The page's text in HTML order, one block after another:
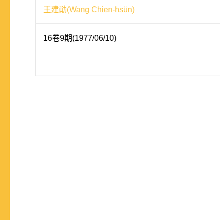
王建勛(Wang Chien-hsün)
16卷9期(1977/06/10)